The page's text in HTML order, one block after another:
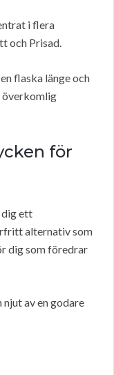
i flera
och Prisad.
flaska länge och
överkomlig
för
ett
alternativ som
dig som föredrar
av en godare